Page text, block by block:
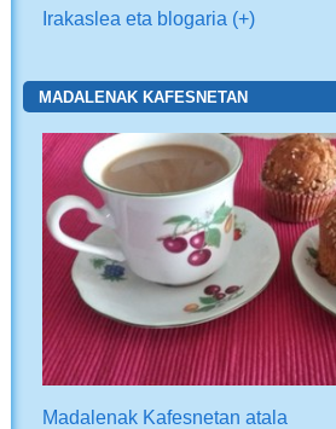
Irakaslea eta blogaria (+)
MADALENAK KAFESNETAN
Madalenak Kafesnetan atala